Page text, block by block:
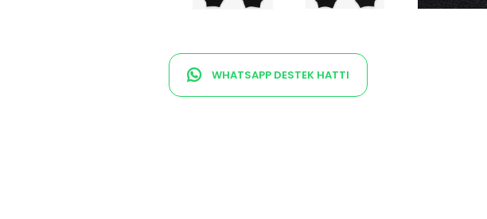
WHATSAPP DESTEK HATTI